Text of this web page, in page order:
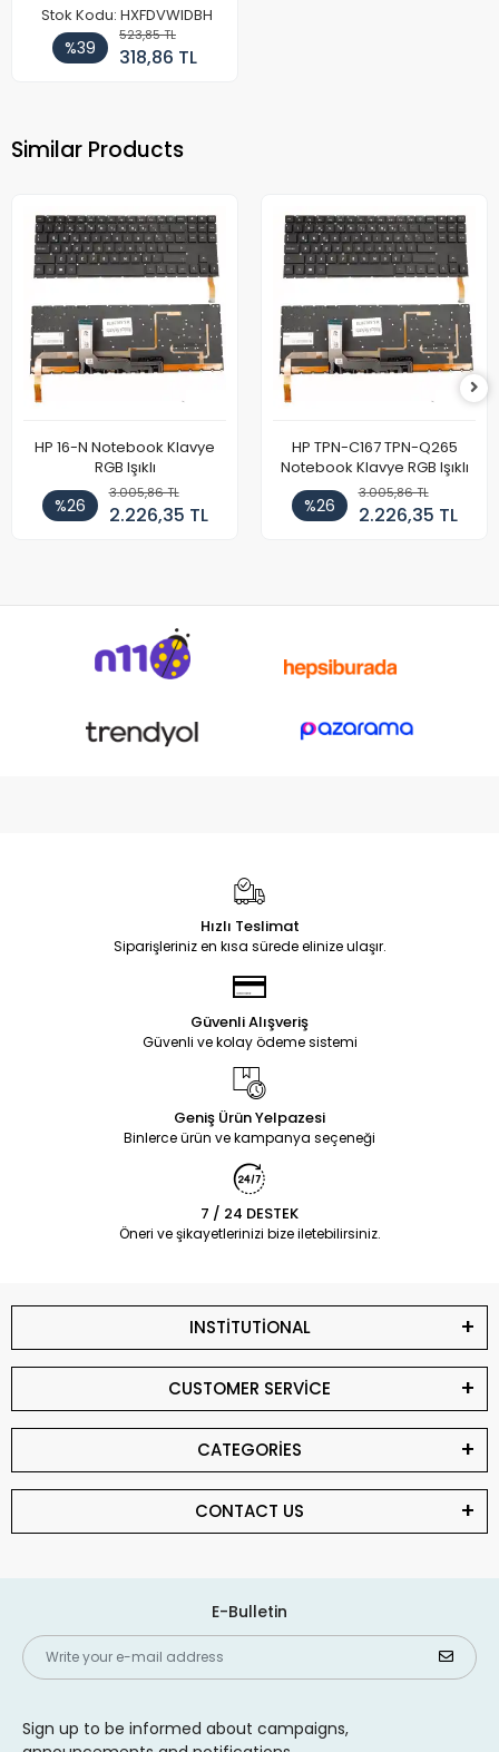
Stok Kodu: HXFDVWIDBH
%39
523,85 TL
318,86 TL
Similar Products
HP 16-N Notebook Klavye
RGB Işıklı
%26
3.005,86 TL
2.226,35 TL
HP TPN-C167 TPN-Q265
Notebook Klavye RGB Işıklı
%26
3.005,86 TL
2.226,35 TL
Hızlı Teslimat
Siparişleriniz en kısa sürede elinize ulaşır.
Güvenli Alışveriş
Güvenli ve kolay ödeme sistemi
Geniş Ürün Yelpazesi
Binlerce ürün ve kampanya seçeneği
7 / 24 DESTEK
Öneri ve şikayetlerinizi bize iletebilirsiniz.
INSTİTUTİONAL
CUSTOMER SERVİCE
CATEGORİES
CONTACT US
E-Bulletin
Sign up to be informed about campaigns,